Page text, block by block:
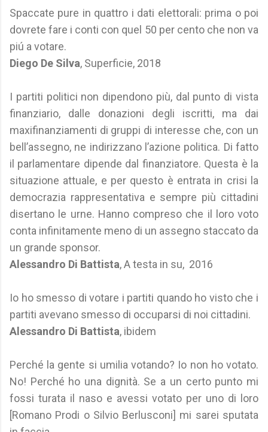
Spaccate pure in quattro i dati elettorali: prima o poi
dovrete fare i conti con quel 50 per cento che non va
piú a votare.
Diego De Silva, Superficie, 2018
I partiti politici non dipendono più, dal punto di vista
finanziario, dalle donazioni degli iscritti, ma dai
maxifinanziamenti di gruppi di interesse che, con un
bell’assegno, ne indirizzano l’azione politica. Di fatto
il parlamentare dipende dal finanziatore. Questa è la
situazione attuale, e per questo è entrata in crisi la
democrazia rappresentativa e sempre più cittadini
disertano le urne. Hanno compreso che il loro voto
conta infinitamente meno di un assegno staccato da
un grande sponsor.
Alessandro Di Battista, A testa in su, 2016
Io ho smesso di votare i partiti quando ho visto che i
partiti avevano smesso di occuparsi di noi cittadini.
Alessandro Di Battista, ibidem
Perché la gente si umilia votando? Io non ho votato.
No! Perché ho una dignità. Se a un certo punto mi
fossi turata il naso e avessi votato per uno di loro
[Romano Prodi o Silvio Berlusconi] mi sarei sputata